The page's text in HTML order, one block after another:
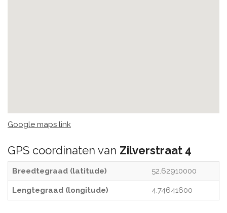
Google maps link
GPS coordinaten van Zilverstraat 4
Breedtegraad (latitude) 52.62910000
Lengtegraad (longitude) 4.74641600